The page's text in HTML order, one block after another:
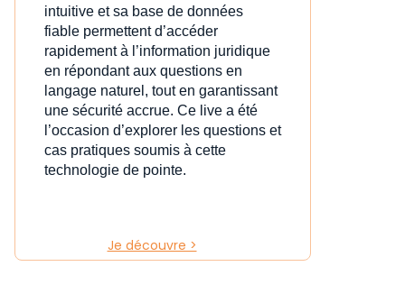
intuitive et sa base de données
fiable permettent d’accéder
rapidement à l’information juridique
en répondant aux questions en
langage naturel, tout en garantissant
une sécurité accrue. Ce live a été
l’occasion d’explorer les questions et
cas pratiques soumis à cette
technologie de pointe.
Je découvre >